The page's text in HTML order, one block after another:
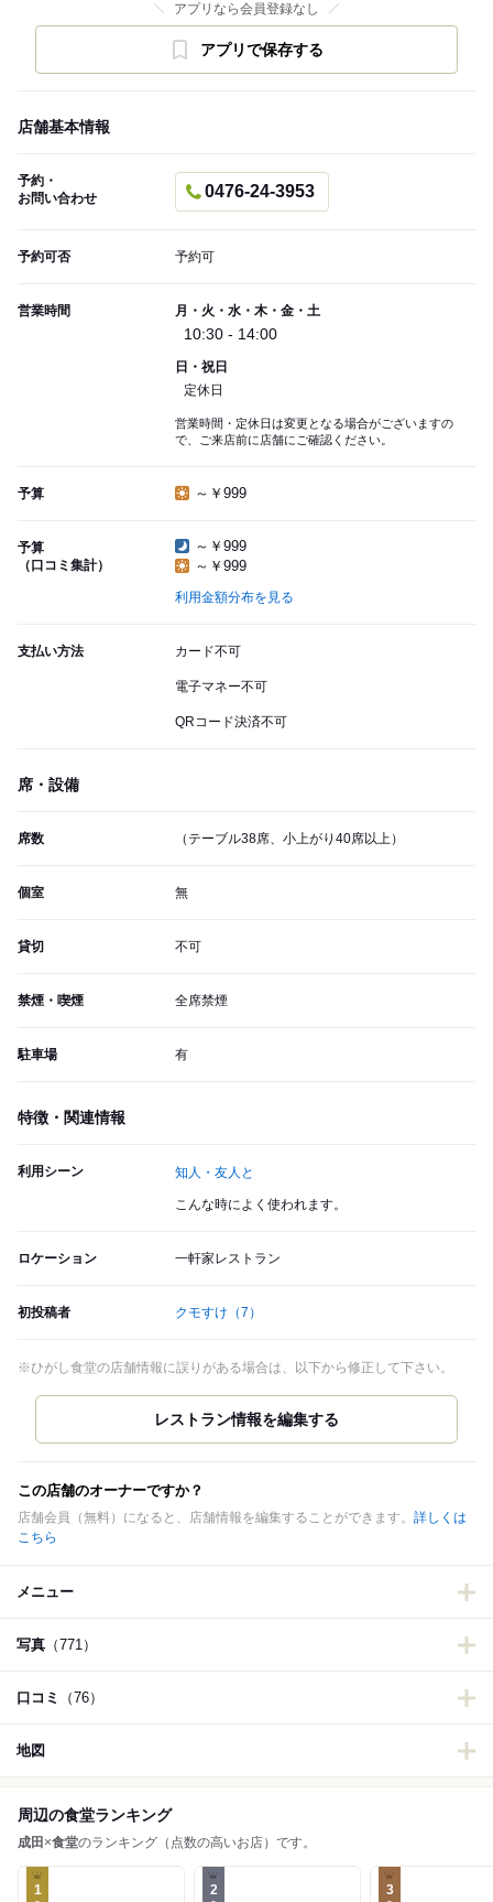
アプリなら会員登録なし
アプリで保存する
店舗基本情報
予約・
お問い合わせ
0476-24-3953
予約可否 予約可
営業時間 月・火・水・木・金・土
10:30 - 14:00
日・祝日
定休日
営業時間・定休日は変更となる場合がございますの
で、ご来店前に店舗にご確認ください。
予算 ～￥999
予算
（口コミ集計）
～￥999
～￥999
利用金額分布を見る
支払い方法 カード不可
電子マネー不可
QRコード決済不可
席・設備
席数 （テーブル38席、小上がり40席以上）
個室 無
貸切 不可
禁煙・喫煙 全席禁煙
駐車場 有
特徴・関連情報
利用シーン 知人・友人と
こんな時によく使われます。
ロケーション 一軒家レストラン
初投稿者 クモすけ （7）
※ひがし食堂の店舗情報に誤りがある場合は、以下から修正して下さい。
この店舗のオーナーですか？
店舗会員（無料）になると、店舗情報を編集することができます。 詳しくは
こちら
メニュー
写真 （771）
口コミ （76）
地図
周辺の食堂ランキング
成田 ×食堂のランキング（点数の高いお店）です。
1 2 3